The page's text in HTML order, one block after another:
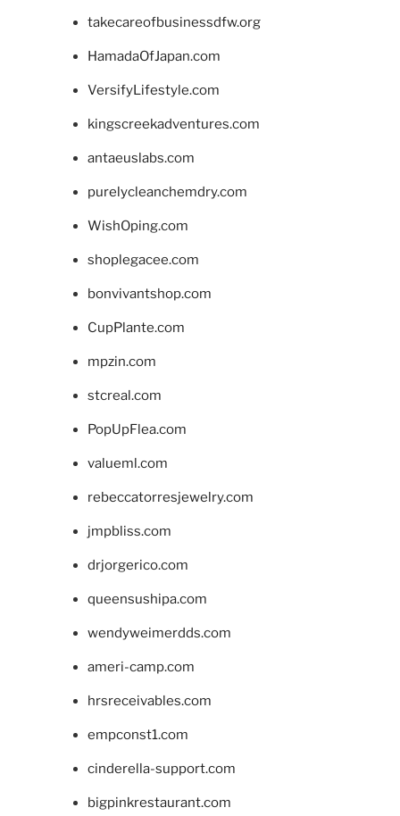
takecareofbusinessdfw.org
HamadaOfJapan.com
VersifyLifestyle.com
kingscreekadventures.com
antaeuslabs.com
purelycleanchemdry.com
WishOping.com
shoplegacee.com
bonvivantshop.com
CupPlante.com
mpzin.com
stcreal.com
PopUpFlea.com
valueml.com
rebeccatorresjewelry.com
jmpbliss.com
drjorgerico.com
queensushipa.com
wendyweimerdds.com
ameri-camp.com
hrsreceivables.com
empconst1.com
cinderella-support.com
bigpinkrestaurant.com